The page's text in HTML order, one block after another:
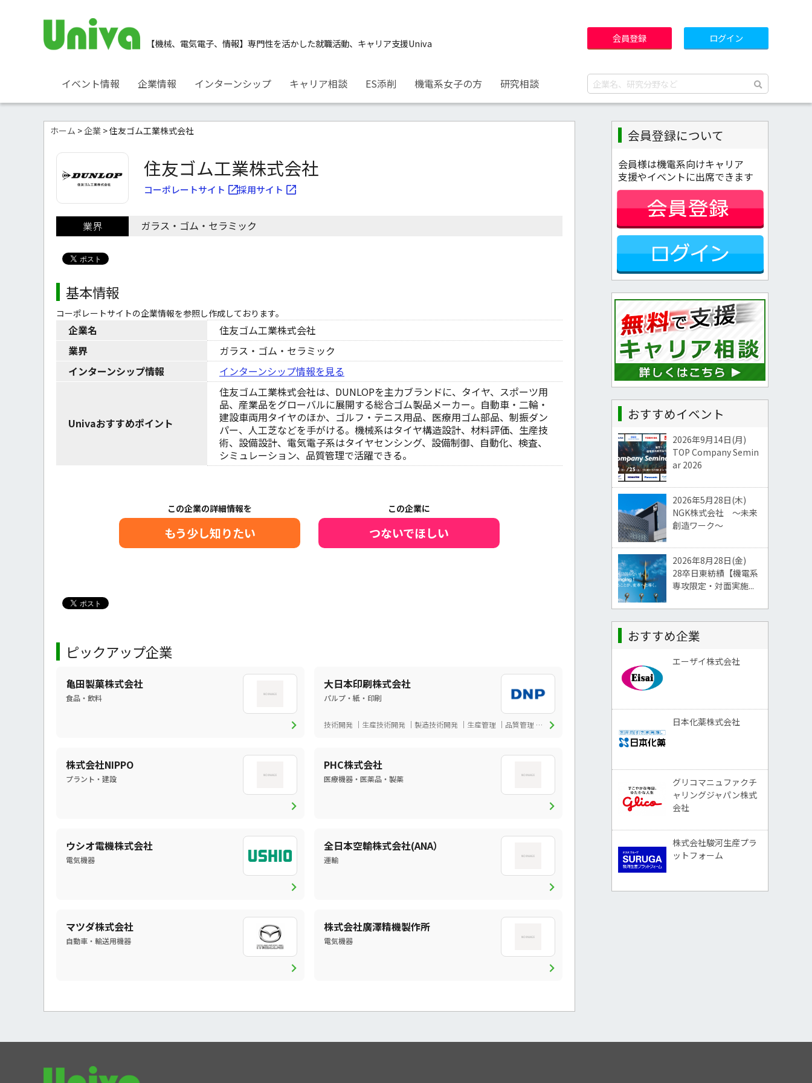
【機械、電気電子、情報】 専門性を活かした就職活動、キャリア支援Univa
イベント情報 企業情報 インターンシップ キャリア相談 ES添削 機電系女子の方 研究相談
会員登録 ログイン
ホーム > 企業 > 住友ゴム工業株式会社
住友ゴム工業株式会社
コーポレートサイト 採用サイト
業界 ガラス・ゴム・セラミック
基本情報
コーポレートサイトの企業情報を参照し作成しております。
企業名
住友ゴム工業株式会社
業界
ガラス・ゴム・セラミック
インターンシップ情報
インターンシップ情報を見る
Univaおすすめポイント
住友ゴム工業株式会社は、DUNLOPを主力ブランドに、タイヤ、スポーツ用
品、産業品をグローバルに展開する総合ゴム製品メーカー。自動車・二輪・
建設車両用タイヤのほか、ゴルフ・テニス用品、医療用ゴム部品、制振ダン
パー、人工芝などを手がける。機械系はタイヤ構造設計、材料評価、生産技
術、設備設計、電気電子系はタイヤセンシング、設備制御、自動化、検査、
シミュレーション、品質管理で活躍できる。
この企業の詳細情報を
もう少し知りたい
この企業に
つないでほしい
ピックアップ企業
亀田製菓株式会社
食品・飲料
chevron_right
大日本印刷株式会社
パルプ・紙・印刷
技術開発 生産技術開発 製造技術開発 生産管理 品質管理 システムエンジニア
chevron_right
株式会社NIPPO
プラント・建設
chevron_right
PHC株式会社
医療機器・医薬品・製薬
chevron_right
ウシオ電機株式会社
電気機器
chevron_right
全日本空輸株式会社(ANA）
運輸
chevron_right
マツダ株式会社
自動車・輸送用機器
chevron_right
株式会社廣澤精機製作所
電気機器
chevron_right
会員登録について
会員様は機電系向けキャリア
支援やイベントに出席できます
おすすめイベント
2026年9月14日(月)
TOP Company Semin
ar 2026
2026年5月28日(木)
NGK株式会社 ～未来
創造ワーク～
2026年8月28日(金)
28卒日東紡績【機電系
専攻限定・対面実施...
おすすめ企業
エーザイ株式会社
日本化薬株式会社
グリコマニュファクチ
ャリングジャパン株式
会社
株式会社駿河生産プラ
ットフォーム